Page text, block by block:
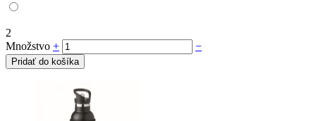
2
Množstvo + −
Pridať do košíka